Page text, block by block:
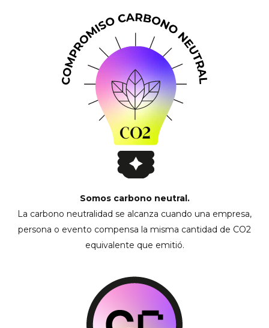
Somos carbono neutral.
La carbono neutralidad se alcanza cuando una empresa,
persona o evento compensa la misma cantidad de CO2
equivalente que emitió.